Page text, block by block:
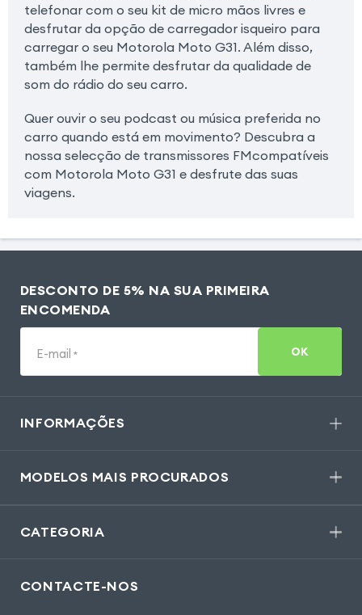
telefonar com o seu kit de micro mãos livres e
desfrutar da opção de carregador isqueiro para
carregar o seu Motorola Moto G31. Além disso,
também lhe permite desfrutar da qualidade de
som do rádio do seu carro.
Quer ouvir o seu podcast ou música preferida no
carro quando está em movimento? Descubra a
nossa selecção de transmissores FMcompatíveis
com Motorola Moto G31 e desfrute das suas
viagens.
DESCONTO DE 5% NA SUA PRIMEIRA
ENCOMENDA
E-mail * OK
INFORMAÇÕES
MODELOS MAIS PROCURADOS
CATEGORIA
CONTACTE-NOS